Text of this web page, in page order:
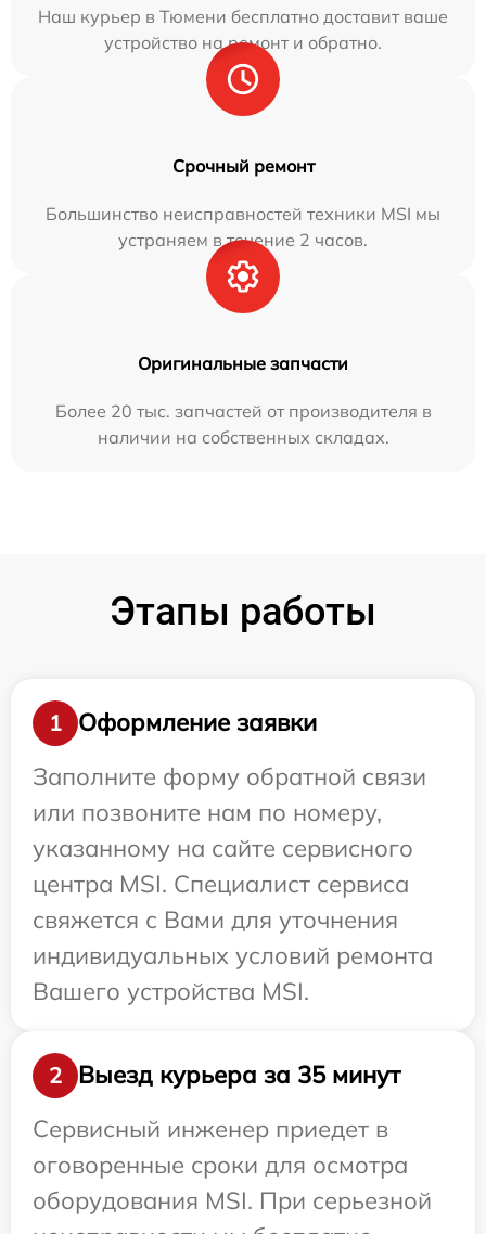
Наш курьер в Тюмени бесплатно доставит ваше
устройство на ремонт и обратно.
Срочный ремонт
Большинство неисправностей техники MSI мы
устраняем в течение 2 часов.
Оригинальные запчасти
Более 20 тыс. запчастей от производителя в
наличии на собственных складах.
Этапы работы
1
Оформление заявки
Заполните форму обратной связи
или позвоните нам по номеру,
указанному на сайте сервисного
центра MSI. Специалист сервиса
свяжется с Вами для уточнения
индивидуальных условий ремонта
Вашего устройства MSI.
2
Выезд курьера за 35 минут
Сервисный инженер приедет в
оговоренные сроки для осмотра
оборудования MSI. При серьезной